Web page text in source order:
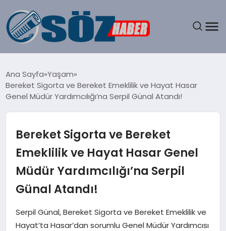
SPOR
EĞITIM
DÜNYA
Ana Sayfa Yaşam
Bereket Sigorta ve Bereket Emeklilik ve Hayat Hasar
Genel Müdür Yardımcılığı’na Serpil Günal Atandı!
Bereket Sigorta ve Bereket
Emeklilik ve Hayat Hasar Genel
Müdür Yardımcılığı’na Serpil
Günal Atandı!
Serpil Günal, Bereket Sigorta ve Bereket Emeklilik ve
Hayat’ta Hasar’dan sorumlu Genel Müdür Yardımcısı